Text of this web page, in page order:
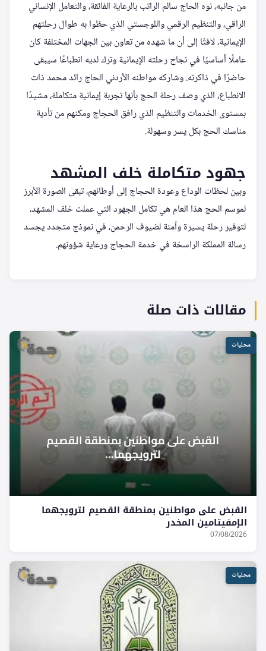
من جانبه، نوه الحاج سالم الراتب بالرعاية الفائقة، والتعامل الإنساني
الراقي، والتنظيم الرقمي واللوجستي الذي حظوا به طوال رحلتهم
الإيمانية، لافتًا إلى أن ما شهده من تعاون بين الجهات المختلفة كان
عاملًا أساسيًا في نجاح رحلته الإيمانية وترك لديه انطباعًا سيبقى
حاضرًا في ذاكرته. وشاركه مواطنه الأردني الحاج رائد محمد ذات
الانطباع، الذي وصف رحلة الحج بأنها تجربة إيمانية متكاملة، مشيدًا
بمستوى الخدمات والتنظيم الذي رافق الحجاج ومكنهم من تأدية
مناسك الحج بكل يسر وسهولة.
جهود متكاملة خلف المشهد
وبين لحظات الوداع وعودة الحجاج إلى أوطانهم، تبقى الصورة الأبرز
لموسم الحج هذا العام هي تكامل الجهود التي عملت خلف المشهد،
لتوفير رحلة يسيرة وآمنة لضيوف الرحمن، في نموذج متجدد يجسد
رسالة المملكة الراسخة في خدمة الحجاج ورعاية شؤونهم.
مقالات ذات صلة
محليات
القبض على مواطنين بمنطقة القصيم لترويجهما
الإمفيتامين المخدر
07/08/2026
محليات